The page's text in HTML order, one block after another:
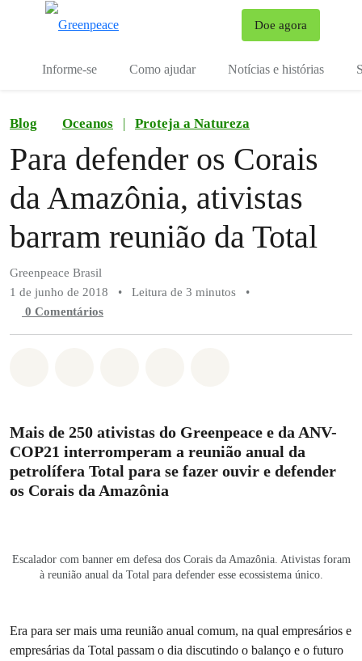
Doe agora
Informe-se Como ajudar Notícias e histórias
Blog Oceanos | Proteja a Natureza
Para defender os Corais
da Amazônia, ativistas
barram reunião da Total
Greenpeace Brasil
1 de junho de 2018
• Leitura de 3 minutos
•
0 Comentários
Mais de 250 ativistas do Greenpeace e da ANV-
COP21 interromperam a reunião anual da
petrolífera Total para se fazer ouvir e defender
os Corais da Amazônia
Escalador com banner em defesa dos Corais da Amazônia. Ativistas foram
à reunião anual da Total para defender esse ecossistema único.
Era para ser mais uma reunião anual comum, na qual empresários e
empresárias da Total passam o dia discutindo o balanço e o futuro